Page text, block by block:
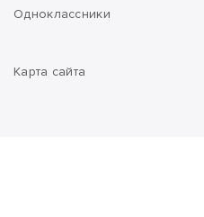
Одноклассники
Карта сайта